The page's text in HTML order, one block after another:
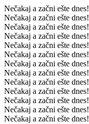
Nečakaj a začni ešte dnes!
Nečakaj a začni ešte dnes!
Nečakaj a začni ešte dnes!
Nečakaj a začni ešte dnes!
Nečakaj a začni ešte dnes!
Nečakaj a začni ešte dnes!
Nečakaj a začni ešte dnes!
Nečakaj a začni ešte dnes!
Nečakaj a začni ešte dnes!
Nečakaj a začni ešte dnes!
Nečakaj a začni ešte dnes!
Nečakaj a začni ešte dnes!
Nečakaj a začni ešte dnes!